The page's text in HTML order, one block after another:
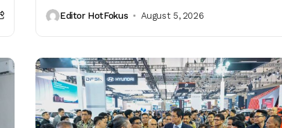
menjadi upaya memperkuat ekosistem pengadaan
Editor HotFokus August 5, 2026